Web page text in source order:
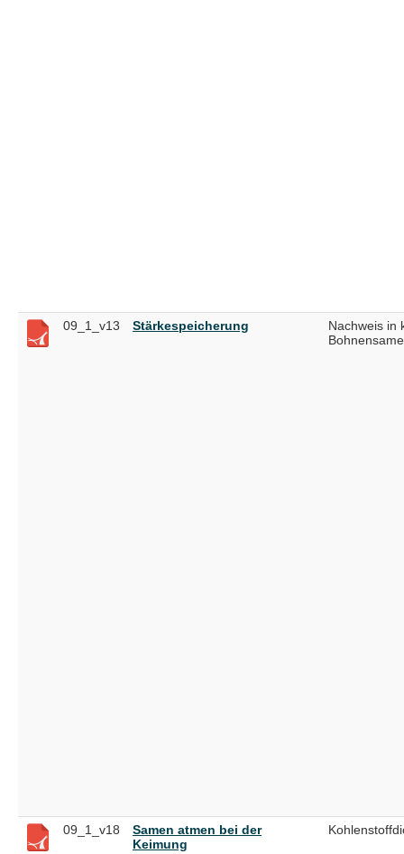
09_1_v13 Stärkespeicherung
Nachweis in
09_1_v18
Samen atmen bei der
Keimung